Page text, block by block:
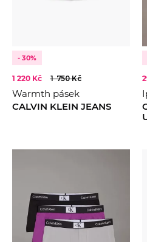
- 30%
1 220 Kč 1 750 Kč
Warmth pásek
CALVIN KLEIN JEANS